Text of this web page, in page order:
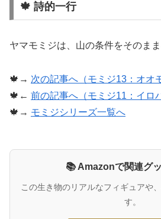
🍁 詩的一行
ヤマモミジは、山の条件をそのま
🍁→ 次の記事へ（モミジ13：オオ
🍁← 前の記事へ（モミジ11：イロ
🍁→ モミジシリーズ一覧へ
📚 Amazonで関連グ
この生き物のリアルなフィギュアや
す。